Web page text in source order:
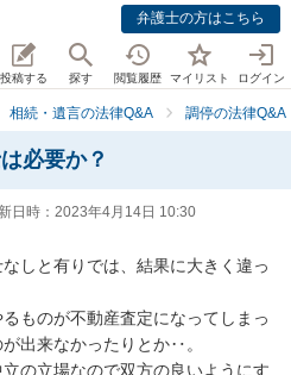
弁護士の方はこちら
投稿する 探す 閲覧履歴 マイリスト ログイン
相続・遺言の法律Q&A 調停の法律Q&A
必要か？
日時： 2023年4月14日 10:30
しと有りでは、結果に大きく違っ
ものが不動産査定になってしまっ
出来なかったりとか‥。
の立場なので双方の良いようにす